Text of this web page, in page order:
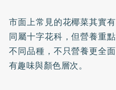
市面上常見的花椰菜其實
同屬十字花科，但營養重
不同品種，不只營養更全
有趣味與顏色層次。